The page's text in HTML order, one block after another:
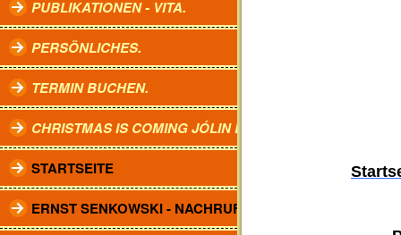
PUBLIKATIONEN - VITA.
PERSÖNLICHES.
TERMIN BUCHEN.
CHRISTMAS IS COMING JÓLIN KOMA.
STARTSEITE
ERNST SENKOWSKI - NACHRUF